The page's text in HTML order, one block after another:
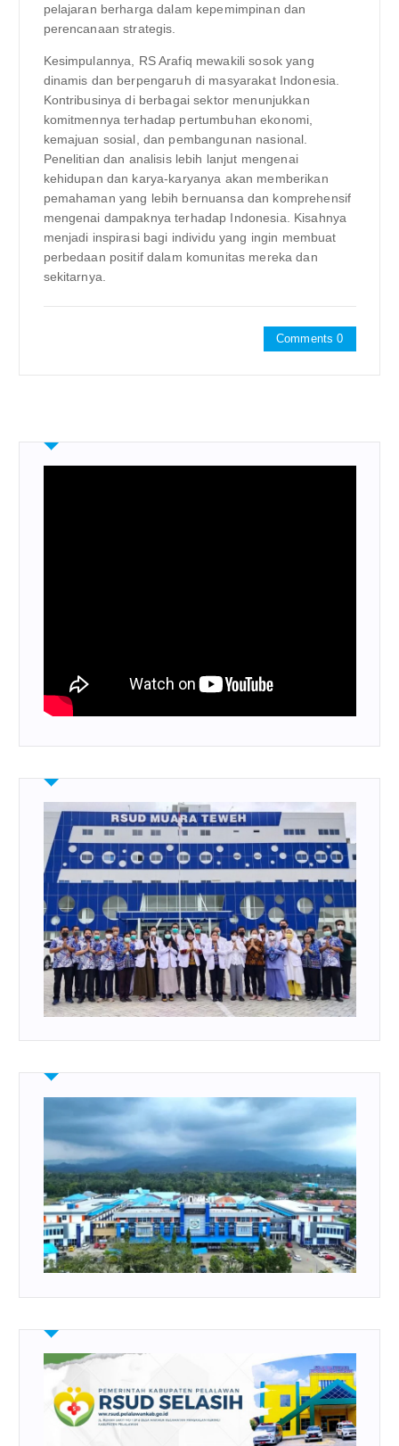
pelajaran berharga dalam kepemimpinan dan
perencanaan strategis.
Kesimpulannya, RS Arafiq mewakili sosok yang
dinamis dan berpengaruh di masyarakat Indonesia.
Kontribusinya di berbagai sektor menunjukkan
komitmennya terhadap pertumbuhan ekonomi,
kemajuan sosial, dan pembangunan nasional.
Penelitian dan analisis lebih lanjut mengenai
kehidupan dan karya-karyanya akan memberikan
pemahaman yang lebih bernuansa dan komprehensif
mengenai dampaknya terhadap Indonesia. Kisahnya
menjadi inspirasi bagi individu yang ingin membuat
perbedaan positif dalam komunitas mereka dan
sekitarnya.
Comments 0